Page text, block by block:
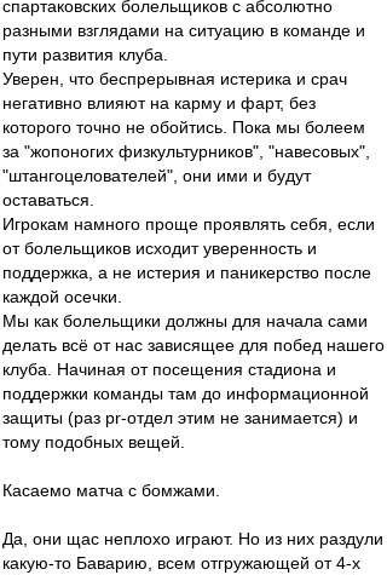
спартаковских болельщиков с абсолютно
разными взглядами на ситуацию в команде и
пути развития клуба.
Уверен, что беспрерывная истерика и срач
негативно влияют на карму и фарт, без
которого точно не обойтись. Пока мы болеем
за "жопоногих физкультурников", "навесовых",
"штангоцелователей", они ими и будут
оставаться.
Игрокам намного проще проявлять себя, если
от болельщиков исходит уверенность и
поддержка, а не истерия и паникерство после
каждой осечки.
Мы как болельщики должны для начала сами
делать всё от нас зависящее для побед нашего
клуба. Начиная от посещения стадиона и
поддержки команды там до информационной
защиты (раз pr-отдел этим не занимается) и
тому подобных вещей.
Касаемо матча с бомжами.
Да, они щас неплохо играют. Но из них раздули
какую-то Баварию, всем отгружающей от 4-х